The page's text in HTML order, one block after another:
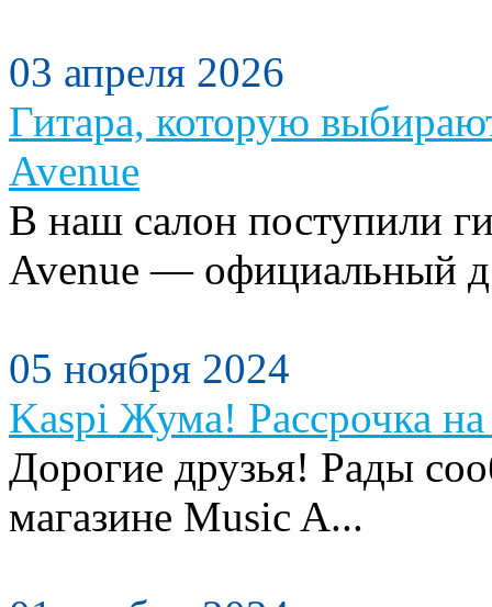
03 апреля 2026
Гитара, которую
Avenue
В наш салон поступили
Avenue — официальный
05 ноября 2024
Kaspi Жума! Рассрочка на
Дорогие друзья! Рады
магазине Music A...